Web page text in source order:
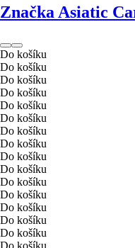
Značka Asiatic
Do košíku
Do košíku
Do košíku
Do košíku
Do košíku
Do košíku
Do košíku
Do košíku
Do košíku
Do košíku
Do košíku
Do košíku
Do košíku
Do košíku
Do košíku